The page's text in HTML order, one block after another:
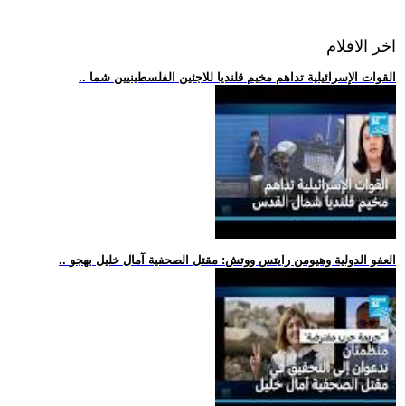
اخر الافلام
.. القوات الإسرائيلية تداهم مخيم قلنديا للاجئين الفلسطينيين شما
.. العفو الدولية وهيومن رايتس ووتش: مقتل الصحفية آمال خليل بهجو